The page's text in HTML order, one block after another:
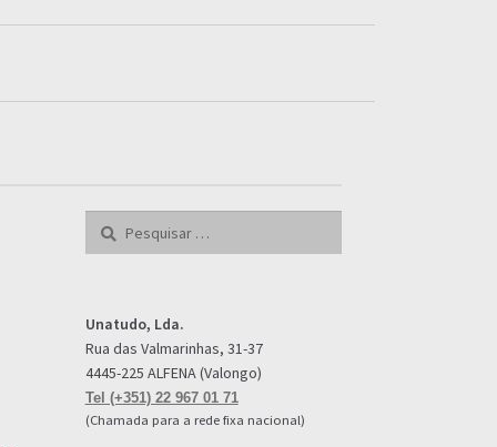
Pesquisar
Unatudo, Lda.
Rua das Valmarinhas, 31-37
4445-225 ALFENA (Valongo)
Tel (+351) 22 967 01 71
(Chamada para a rede fixa nacional)